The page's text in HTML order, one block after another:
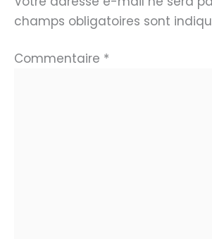
champs obligatoires sont
Commentaire *